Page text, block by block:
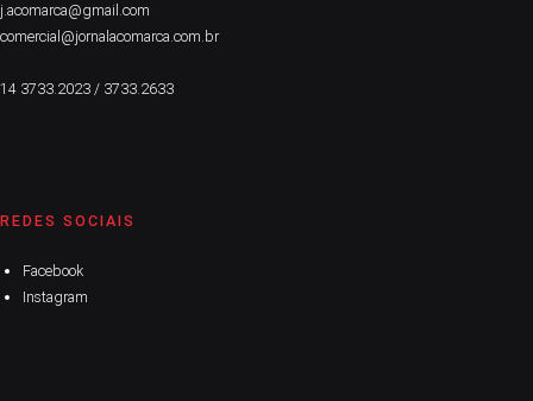
j.acomarca@gmail.com
comercial@jornalacomarca.com.br
14 3733.2023 / 3733.2633
REDES SOCIAIS
Facebook
Instagram